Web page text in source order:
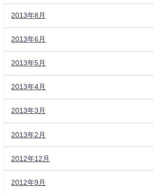
2013年8月
2013年6月
2013年5月
2013年4月
2013年3月
2013年2月
2012年12月
2012年9月